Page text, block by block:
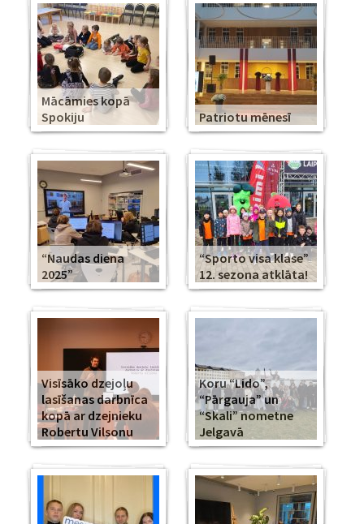
Mācāmies kopā
Spokiju
Patriotu mēnesī
“Naudas diena
2025”
“Sporto visa klase”
12. sezona atklāta!
Visīsāko dzejoļu
lasīšanas darbnīca
kopā ar dzejnieku
Robertu Vilsonu
Koru “Lido”,
“Pārgauja” un
“Skali” nometne
Jelgavā